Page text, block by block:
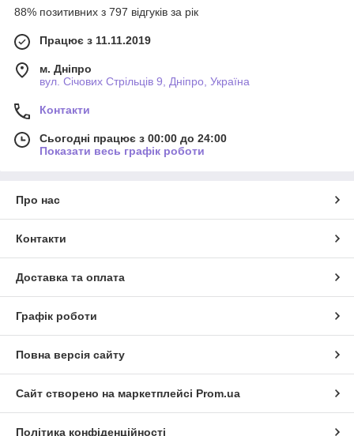
88% позитивних з 797 відгуків за рік
Працює з 11.11.2019
м. Дніпро
вул. Січових Стрільців 9, Дніпро, Україна
Контакти
Сьогодні працює з 00:00 до 24:00
Показати весь графік роботи
Про нас
Контакти
Доставка та оплата
Графік роботи
Повна версія сайту
Сайт створено на маркетплейсі Prom.ua
Політика конфіденційності